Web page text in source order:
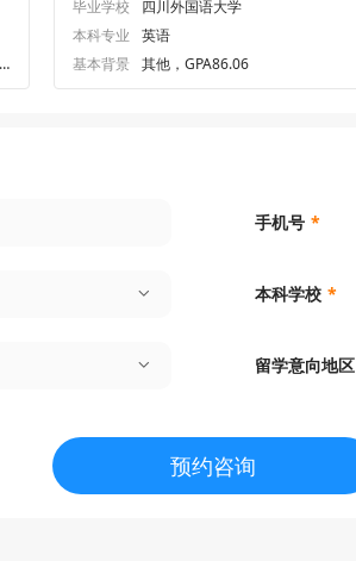
毕业学校
四川外国语大学
本科专业
英语
基本背景
其他，GPA86.06
手机号 *
本科学校 *
留学意向地区
预约咨询